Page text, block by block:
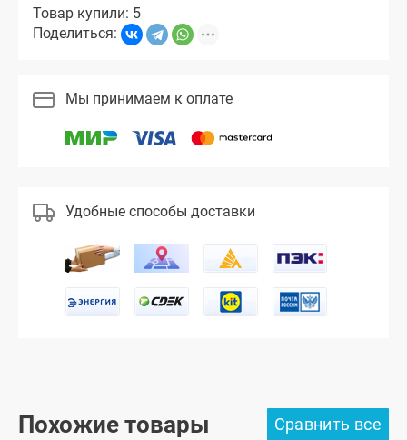
Товар купили: 5
Поделиться:
Мы принимаем к оплате
Удобные способы доставки
Похожие товары